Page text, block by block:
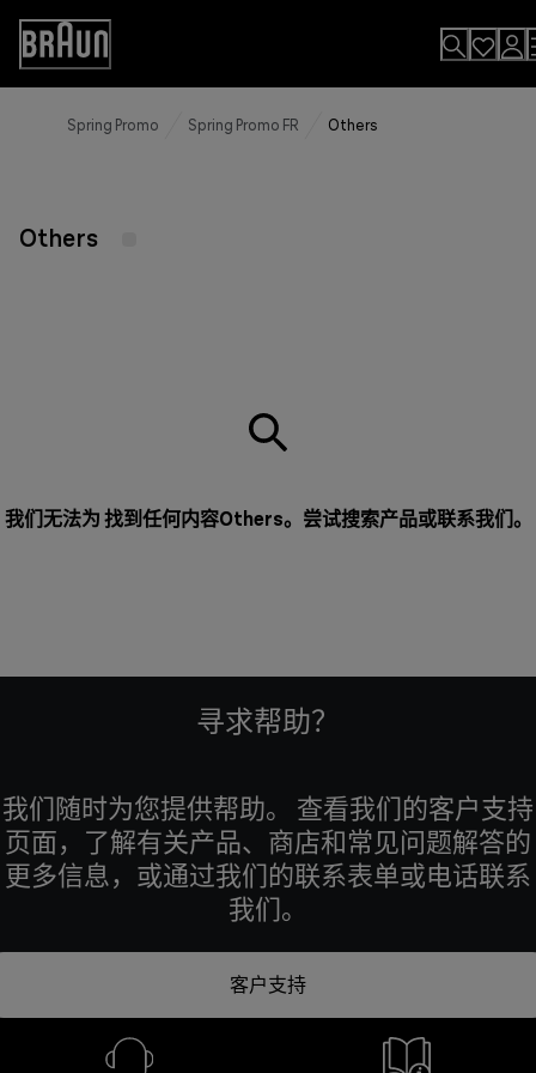
Skip
Content
Accessibility
Statement
Spring Promo Spring Promo FR Others
Others
我们无法为 找到任何内容Others。尝试搜索产品或联系我们。
寻求帮助？
我们随时为您提供帮助。 查看我们的客户支持
页面，了解有关产品、商店和常见问题解答的
更多信息，或通过我们的联系表单或电话联系
我们。
客户支持